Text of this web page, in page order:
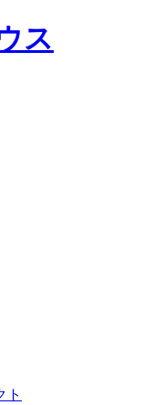
ト